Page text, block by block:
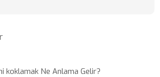
koklamak Ne Anlama Gelir?